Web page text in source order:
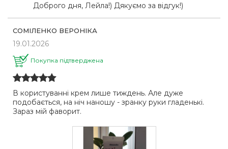
Доброго дня, Лейла!) Дякуємо за відгук!)
СОМІЛЕНКО ВЕРОНІКА
19.01.2026
Покупка підтверджена
В користуванні крем лише тиждень. Але дуже
подобається, на ніч наношу - зранку руки гладенькі.
Зараз мій фаворит.